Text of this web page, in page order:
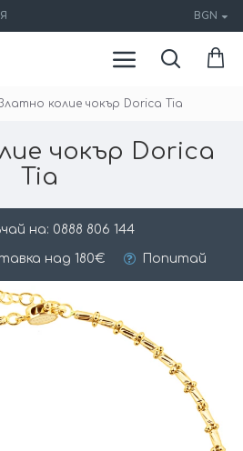
BGN
колие чокър Dorica Tia
чокър Dorica
Tia
на: 0888 806 144
над 180€ Попитай